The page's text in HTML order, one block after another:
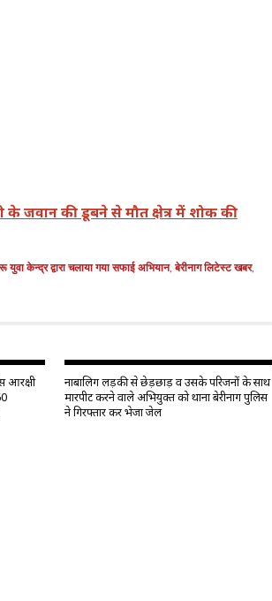
जवान की डूबने से मौत क्षेत्र में शोक की
युवा केन्द्र द्वारा चलाया गया सफाई अभियान,बेरीनाग लिटेस्ट खबर,
आरक्षी
नाबालिग लड़की से छेड़छाड़ व उसके परिजनों के साथ
मारपीट करने वाले अभियुक्त को थाना बेरीनाग पुलिस
ने गिरफ्तार कर भेजा जेल